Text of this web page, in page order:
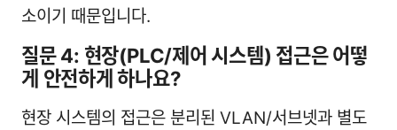
소이기 때문입니다.
질문 4: 현장(PLC/제어 시스템) 접근은 어떻
게 안전하게 하나요?
현장 시스템의 접근은 분리된 VLAN/서브넷과 별도